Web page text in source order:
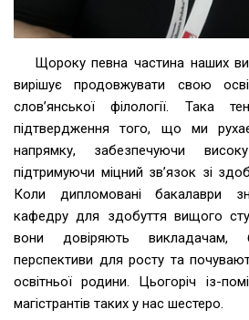
Щороку певна частина наших
вирішує продовжувати свою
слов’янської філології. Така
підтвердження того, що ми
напрямку, забезпечуючи
підтримуючи міцний зв’язок зі
Коли дипломовані бакалаври
кафедру для здобуття вищого
вони довіряють викладачам,
перспективи для росту та
освітньої родини. Цьогоріч із-
магістрантів таких у нас шестеро.